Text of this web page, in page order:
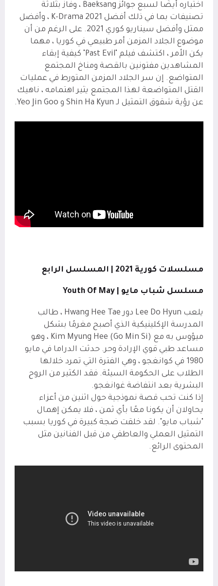
اختياره أيضًا لسبع جوائز Baeksang ، وفاز بثلاثة
تصنيفات بما في ذلك أفضل K-Drama 2021 ، وأفضل
ممثل وأفضل سيناريو كوري 2021. على الرغم من أن
موضوع الجلاد المزمن أمر طبيعي في كوريا ، مهما
يكن الأمر ، اكتشف فيلم "Past Evil" كيفية إبقاء
المشاهدين مفتونين بالقصة ومناخ المجتمع
المتواضع. إن سر الجلاد المزمن المتورط في عمليات
القتل المتواضعة لهذا المجتمع يثير اهتمامه ، ناهيك
عن رؤية شقوق التمثيل لـ Shin Ha Kyun و Yeo Jin Goo.
مسلسلات كورية 2021 | المسلسل الرابع
مسلسل شباب مايو | Youth Of May
يلعب Lee Do Hyun دور Hwang Hee Tae ، طالب
المدرسة الإكلينيكية الذي أصبح مغرمًا بشكل
ميؤوس به مع Kim Myung Hee (Go Min Si) ، وهو
مساعد طبي قوي الإرادة وحر. حدثت الدراما في مايو
1980 في كوانغجو ، وهي الفترة التي تمرد خلالها
الطلاب على الحكومة السيئة. فقد الكثير من الروح
البشرية بعد انتفاضة غوانغجو.
إذا كنت تحب قصة نموذجية حول اثنين من أعزاء
يحاولان أن يكونا معًا بأي ثمن ، فلا يمكن إهمال
"شباب مايو". لقد خلقت ضجة كبيرة في كوريا بسبب
التمثيل العملي والعاطفي من قبل الفنانين مثل
المحتوى الرائع.